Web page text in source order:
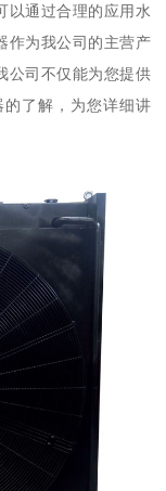
以通过合理的应用水
作为我公司的主营产
公司不仅能为您提供
了解，为您详细讲